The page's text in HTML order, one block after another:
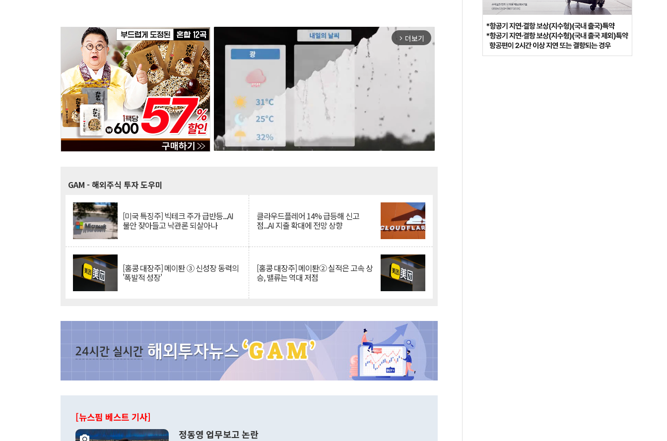
arrow_forward_ios 더보기
GAM - 해외주식 투자 도우미
[미국 특징주] 빅테크 주가 급반등...AI
불안 잦아들고 낙관론 되살아나
클라우드플레어 14% 급등해 신고
점...AI 지출 확대에 전망 상향
[홍콩 대장주] 메이퇀 ③ 신성장 동력의
'폭발적 성장'
[홍콩 대장주] 메이퇀② 실적은 고속 상
승, 밸류는 역대 저점
[뉴스핌 베스트 기사]
정동영 업무보고 논란